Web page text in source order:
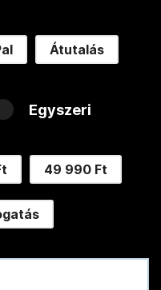
Átutalás
Egyszeri
49 990 Ft